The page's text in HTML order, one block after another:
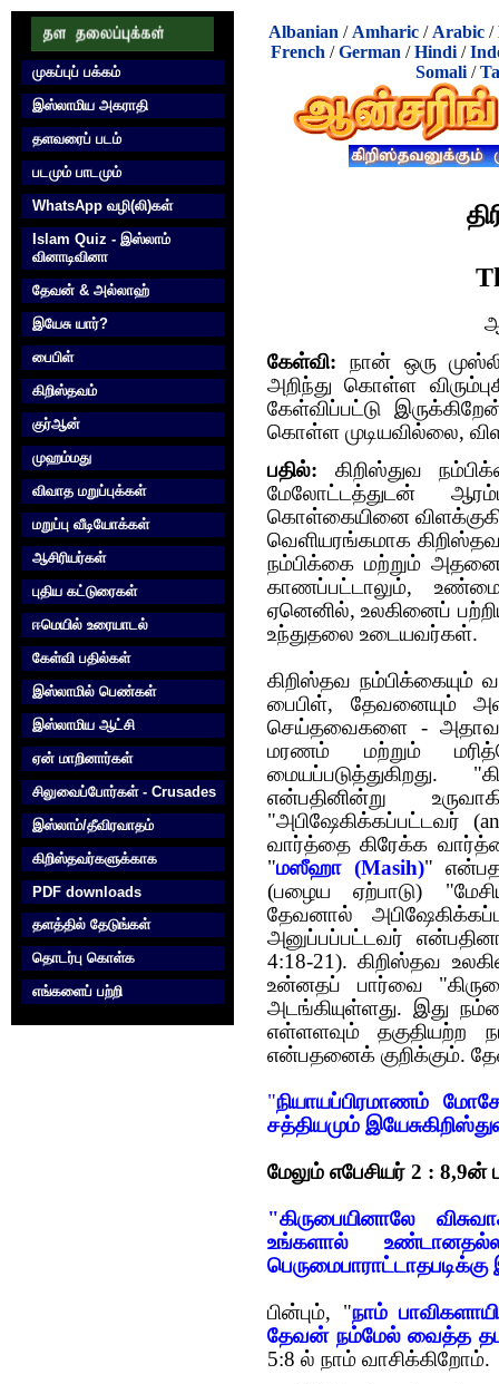
முகப்புப் பக்கம்
இஸ்லாமிய அகராதி
தளவரைப் படம்
படமும் பாடமும்
WhatsApp வழி(லி)கள்
Islam Quiz - இஸ்லாம்
வினாடிவினா
தேவன் & அல்லாஹ்
இயேசு யார்?
பைபிள்
கிறிஸ்தவம்
குர்‍ஆன்
முஹம்மது
விவாத மறுப்புக்கள்
மறுப்பு வீடியோக்கள்
ஆசிரியர்கள்
புதிய கட்டுரைகள்
ஈமெயில் உரையாடல்
கேள்வி பதில்கள்
இஸ்லாமில் பெண்கள்
இஸ்லாமிய ஆட்சி
ஏன் மாறினார்கள்
சிலுவைப்போர்கள் - Crusades
இஸ்லாம்/தீவிரவாதம்
கிறிஸ்தவர்களுக்காக‌
PDF downloads
தளத்தில் தேடுங்கள்
தொடர்பு கொள்க‌
எங்களைப் பற்றி
Albanian / Amharic / Arabic /
French /German /Hindi /
Somali/
கேள்வி: நான் ஒரு
அறிந்து கொள்ள
கேள்விப்பட்டு
கொள்ள முடியவில்லை,
பதில்: கிறிஸ்துவ
மேலோட்டத்துடன்
கொள்கையினை
வெளியரங்கமாக
நம்பிக்கை மற்றும்
காணப்பட்டாலும்,
ஏனெனில், உலகினைப்
உந்துதலை உடையவர்கள்.
கிறிஸ்தவ
பைபிள், தேவனையும்
செய்தவைகளை -
மரணம் மற்றும்
என்பதினின்று
"அபிஷேகிக்கப்பட்டவர் (
வார்த்தை கிரேக்க
"மஸீஹா(Masih)"
(பழைய ஏற்பாடு)
தேவனால்
அனுப்ப‌ப்ப‌ட்ட‌வ‌ர்
4:18-21). கிறிஸ்த‌வ‌
உன்ன‌த‌ப் பார்வை
அட‌ங்கியுள்ள‌து. இது
எள்ளளவும் தகுதியற்ற
என்ப‌த‌னைக் குறிக்கும்.
"நியாயப்பிரமாணம்
சத்தியமும்
மேலும் எபேசிய‌ர் 2 : 8,9ன்
"கிருபையினாலே
உங்களால்
பின்பும், "நாம்
தேவன் நம்மேல் வைத்த
5:8 ல் நாம் வாசிக்கிறோம்.